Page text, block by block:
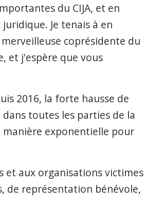
du CIJA, et en
Je tenais à en
coprésidente du
et j'espère que vous
2016, la forte hausse de
toutes les parties de la
exponentielle pour
et aux organisations victimes
de représentation bénévole,